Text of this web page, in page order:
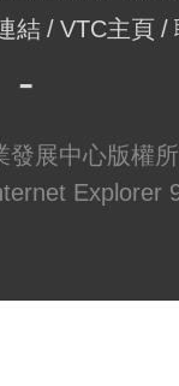
結 VTC主頁
發展中心版權
Explorer